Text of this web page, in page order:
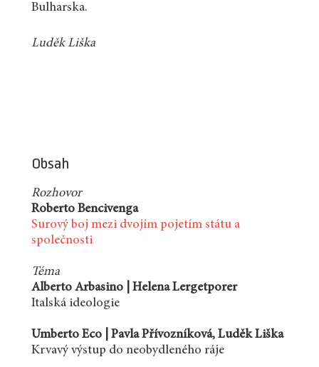
Bulharska.
Luděk Liška
Obsah
Rozhovor
Roberto Bencivenga
Surový boj mezi dvojím pojetím státu a
společnosti
Téma
Alberto Arbasino | Helena Lergetporer
Italská ideologie
Umberto Eco | Pavla Přívozníková, Luděk Liška
Krvavý výstup do neobydleného ráje